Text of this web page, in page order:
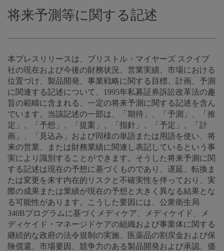
将来予測等に関する記述
本プレスリリースは、ブリストル・マイヤーズ スクイブ
社の現在および今後の財務状況、営業実績、市場における
位置づけ、製品開発、事業戦略に関する目標、計画、予測
に関連する記述について、1995年私募証券訴訟改革法の趣
旨の範疇に含まれる、一定の将来予測に関する記述を含ん
でいます。当該記述の一部は、「期待」、「予測」、「推
定」、「予想」、「提案」、「指針」、「予定」、「計
画」、「見込み」および同様の単語または用語を使い、将
来の営業、または財務業績に関連し表記しているという事
実により識別することができます。そうした将来予測に関
する記述は現在の予想に基づくものであり、遅延、転換ま
たは変更を来す内在的リスクと不確実性を伴っており、実
際の成果または業績が現在の予想と大きく異なる結果とな
る可能性があります。こうした要因には、公衆衛生局
340Bプログラムに基づくメディケア、メディケイド、メ
ディケイド・マネージドケアの組織および事業体に関する
継続的な政府の法令規制の実施、医薬品の割戻金および保
険償還、市場要因、競争力のある製品開発および承認、価